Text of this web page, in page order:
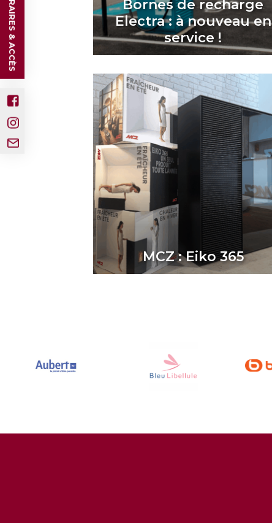
Bornes de recharge
Electra : à nouveau en
service !
MCZ : Eiko 365
HORAIRES & ACCÈS